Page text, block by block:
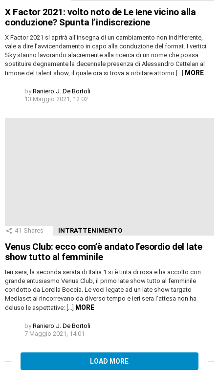
X Factor 2021: volto noto de Le Iene vicino alla
conduzione? Spunta l’indiscrezione
X Factor 2021 si aprirà all’insegna di un cambiamento non indifferente,
vale a dire l’avvicendamento in capo alla conduzione del format. I vertici
Sky stanno lavorando alacremente alla ricerca di un nome che possa
sostituire degnamente la decennale presenza di Alessandro Cattelan al
timone del talent show, il quale ora si trova a orbitare attorno […]
MORE
by Raniero J. De Bortoli
13 Maggio 2021, 12:02
41 Shares INTRATTENIMENTO
Venus Club: ecco com’è andato l’esordio del late
show tutto al femminile
Ieri sera, la seconda serata di Italia 1 si è tinta di rosa e ha accolto con
grande entusiasmo Venus Club, il primo late show tutto al femminile
condotto da Lorella Boccia. Le voci legate ad un late show targato
Mediaset ai rincorrevano da diverso tempo e ieri sera l’attesa non ha
deluso le aspettative: […]
MORE
by Raniero J. De Bortoli
7 Maggio 2021, 14:01
LOAD MORE